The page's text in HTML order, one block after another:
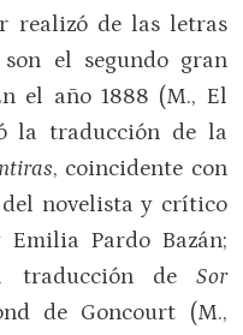
realizó de las letras
son el segundo gran
el año 1888 (M., El
la traducción de la
, coincidente con
novelista y crítico
Pardo Bazán;
traducción de Sor
de Goncourt (M.,